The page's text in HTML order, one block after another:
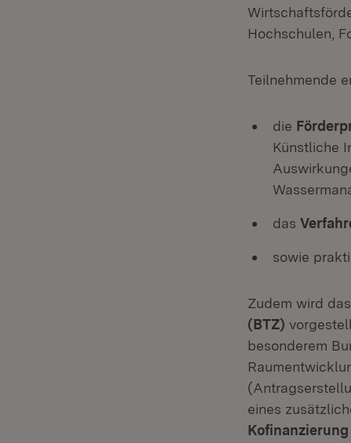
Hochschulen,
Teilnehmende
die
Künstliche
das
sowie
Zudem wird
(BTZ)
besonderem
eines